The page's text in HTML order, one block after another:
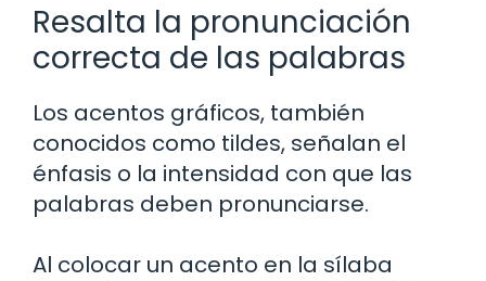
Resalta la pronunciación
correcta de las palabras
Los acentos gráficos, también
conocidos como tildes, señalan el
énfasis o la intensidad con que las
palabras deben pronunciarse.
Al colocar un acento en la sílaba